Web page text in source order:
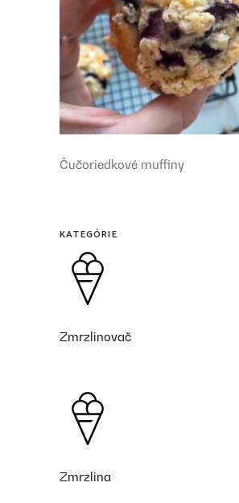
Čučoriedkové muffiny
KATEGÓRIE
Zmrzlinovač
Zmrzlina